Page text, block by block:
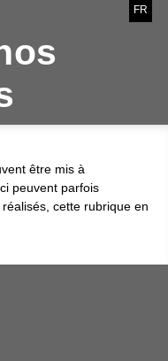
FR
être mis à
peuvent parfois
cette rubrique en